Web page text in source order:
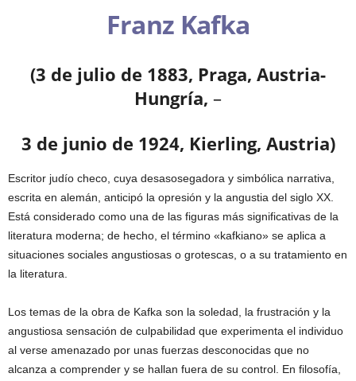
Franz Kafka
(3 de julio de 1883, Praga, Austria-
Hungría, –
3 de junio de 1924, Kierling, Austria)
Escritor judío checo, cuya desasosegadora y simbólica narrativa,
escrita en alemán, anticipó la opresión y la angustia del siglo XX.
Está considerado como una de las figuras más significativas de la
literatura moderna; de hecho, el término «kafkiano» se aplica a
situaciones sociales angustiosas o grotescas, o a su tratamiento en
la literatura.
Los temas de la obra de Kafka son la soledad, la frustración y la
angustiosa sensación de culpabilidad que experimenta el individuo
al verse amenazado por unas fuerzas desconocidas que no
alcanza a comprender y se hallan fuera de su control. En filosofía,